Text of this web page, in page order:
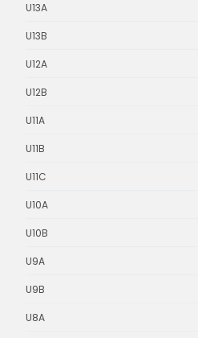
U13A
U13B
U12A
U12B
U11A
U11B
U11C
U10A
U10B
U9A
U9B
U8A